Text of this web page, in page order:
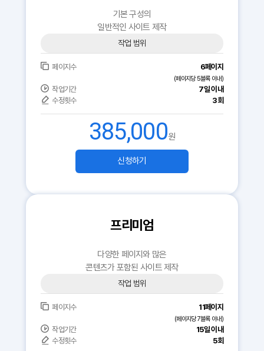
기본 구성의
일반적인 사이트 제작
작업 범위
페이지수 6페이지
(페이지당 5블록 이내)
작업기간
7일 이내
수정횟수
3회
385,000원
신청하기
프리미엄
다양한 페이지와 많은
콘텐츠가 포함된 사이트 제작
작업 범위
페이지수 11페이지
(페이지당 7블록 이내)
작업기간
15일 이내
수정횟수
5회